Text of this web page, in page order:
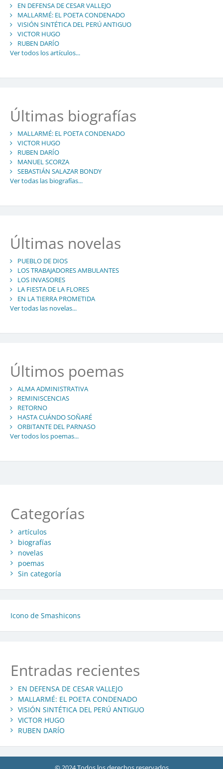
EN DEFENSA DE CESAR VALLEJO
MALLARMÉ: EL POETA CONDENADO
VISIÓN SINTÉTICA DEL PERÚ ANTIGUO
VICTOR HUGO
RUBEN DARÍO
Ver todos los artículos...
Últimas biografías
MALLARMÉ: EL POETA CONDENADO
VICTOR HUGO
RUBEN DARÍO
MANUEL SCORZA
SEBASTIÁN SALAZAR BONDY
Ver todas las biografías...
Últimas novelas
PUEBLO DE DIOS
LOS TRABAJADORES AMBULANTES
LOS INVASORES
LA FIESTA DE LA FLORES
EN LA TIERRA PROMETIDA
Ver todas las novelas...
Últimos poemas
ALMA ADMINISTRATIVA
REMINISCENCIAS
RETORNO
HASTA CUÁNDO SOÑARÉ
ORBITANTE DEL PARNASO
Ver todos los poemas...
Categorías
artículos
biografías
novelas
poemas
Sin categoría
Icono de Smashicons
Entradas recientes
EN DEFENSA DE CESAR VALLEJO
MALLARMÉ: EL POETA CONDENADO
VISIÓN SINTÉTICA DEL PERÚ ANTIGUO
VICTOR HUGO
RUBEN DARÍO